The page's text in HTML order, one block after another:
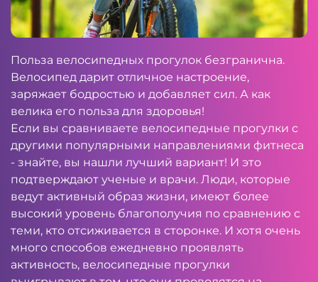
Польза велосипедных прогулок безгранична.
Велосипед дарит отличное настроение,
заряжает бодростью и добавляет сил. А как
велика его польза для здоровья!
Если вы сравниваете велосипедные прогулки с
другими популярными направлениями фитнеса
- знайте, вы нашли лучший вариант! И это
подтверждают ученые и врачи. Люди, которые
ведут активный образ жизни, имеют более
высокий уровень благополучия по сравнению с
теми, кто отсиживается в сторонке. И хотя очень
много способов ежедневно проявлять
активность, велосипедные прогулки